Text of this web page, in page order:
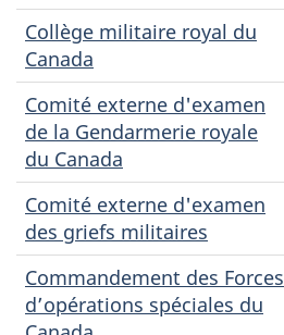
Collège militaire royal du
Canada
Comité externe d'examen
de la Gendarmerie royale
du Canada
Comité externe d'examen
des griefs militaires
Commandement des Forces
d’opérations spéciales du